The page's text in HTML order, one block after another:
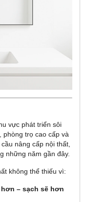
vực phát triển sôi
phòng trọ cao cấp và
nâng cấp nội thất,
những năm gần đây.
không thể thiếu vì:
– sạch sẽ hơn